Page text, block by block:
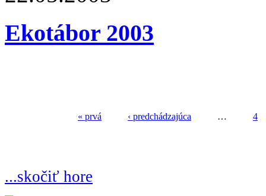
Ekotábor 2003
« prvá ‹ predchádzajúca … 4
...skočiť hore